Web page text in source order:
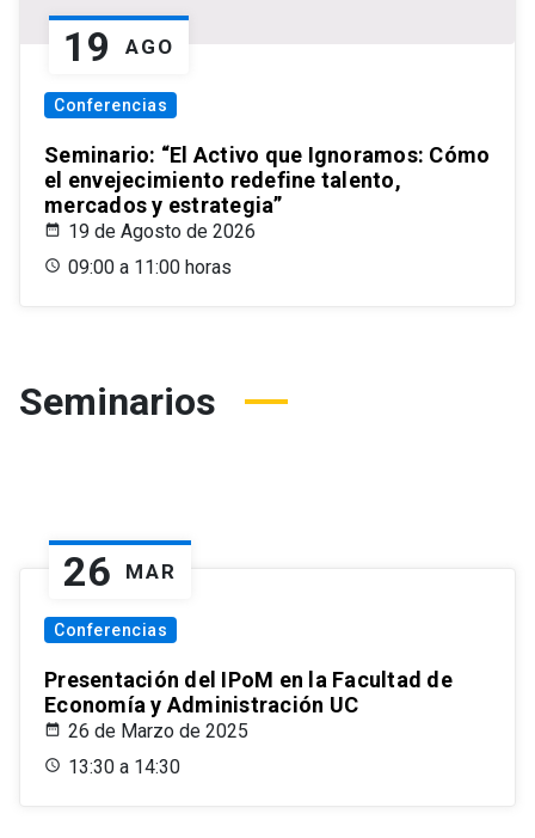
19 AGO
Conferencias
Seminario: “El Activo que Ignoramos: Cómo
el envejecimiento redefine talento,
mercados y estrategia”
19 de Agosto de 2026
09:00 a 11:00 horas
Seminarios
26 MAR
Conferencias
Presentación del IPoM en la Facultad de
Economía y Administración UC
26 de Marzo de 2025
13:30 a 14:30